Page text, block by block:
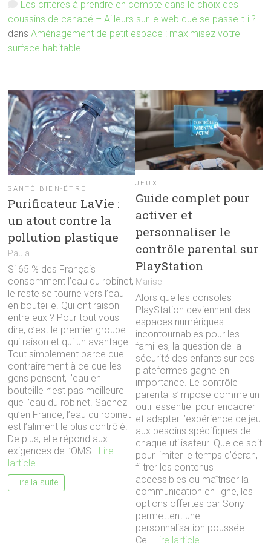
Les critères à prendre en compte dans le choix des
coussins de canapé – Ailleurs sur le web que se passe-t-il?
dansAménagement de petit espace : maximisez votre
surface habitable
SANTÉ BIEN-ÊTRE
Purificateur LaVie :
un atout contre la
pollution plastique
Paula
Si 65 % des Français
consomment l’eau du robinet,
le reste se tourne vers l’eau
en bouteille. Qui ont raison
entre eux ? Pour tout vous
dire, c’est le premier groupe
qui raison et qui un avantage.
Tout simplement parce que
contrairement à ce que les
gens pensent, l’eau en
bouteille n’est pas meilleure
que l’eau du robinet. Sachez
qu’en France, l’eau du robinet
est l’aliment le plus contrôlé.
De plus, elle répond aux
exigences de l’OMS...Lire
larticle
Lire la suite
JEUX
Guide complet pour
activer et
personnaliser le
contrôle parental sur
PlayStation
Marise
Alors que les consoles
PlayStation deviennent des
espaces numériques
incontournables pour les
familles, la question de la
sécurité des enfants sur ces
plateformes gagne en
importance. Le contrôle
parental s’impose comme un
outil essentiel pour encadrer
et adapter l’expérience de jeu
aux besoins spécifiques de
chaque utilisateur. Que ce soit
pour limiter le temps d’écran,
filtrer les contenus
accessibles ou maîtriser la
communication en ligne, les
options offertes par Sony
permettent une
personnalisation poussée.
Ce...Lire larticle